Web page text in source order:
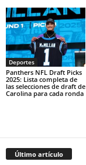
Deportes
Panthers NFL Draft Picks
2025: Lista completa de
las selecciones de draft de
Carolina para cada ronda
Último artículo